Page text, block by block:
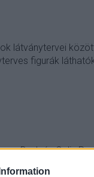
látványtervei
figurák
Bush és Colin